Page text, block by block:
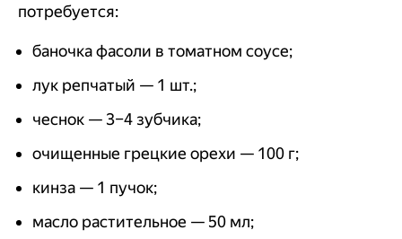
потребуется:
баночка фасоли в томатном соусе;
лук репчатый — 1 шт.;
чеснок — 3–4 зубчика;
очищенные грецкие орехи — 100 г;
кинза — 1 пучок;
масло растительное — 50 мл;